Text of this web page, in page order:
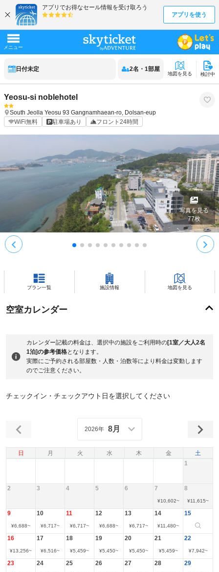
日付未定 2名 ・ 1部屋
地図を見る 検討中
Yeosu-si noblehotel
South Jeolla Yeosu 93 Gangnamhaean-ro, Dolsan-eup
WiFi無料
駐車場あり フロント24時間
写真を見る
77枚
プラン一覧 施設情報 地図を見る
空室カレンダー
カレンダー記載の料金は、選択中の施設をご利用時の[1室／大人2名
1泊]の参考価格となります。
実際にご予約される部屋数・人数・泊数等により料金は変動します
のでご注意ください。
チェックイン・チェックアウト日を選択してください
日 月 火 水 木 金 土
2026年 8月
1
2 3 4 5 6 7
¥10,602~
8
¥11,615~
9
¥6,688~
10
¥6,717~
11
¥6,717~
12
¥6,688~
13
¥6,717~
14
¥11,480~
15
16
¥13,256~
17
¥6,516~
18
¥5,459~
19
¥5,450~
20
¥5,450~
21
¥5,459~
22
¥7,942~
23 24 25 26 27 28 29